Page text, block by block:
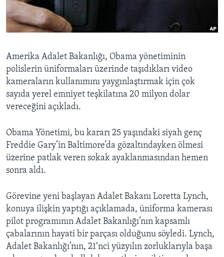
HAYATTAN
SANAT
BIZI TAKIP EDIN
Diller
Amerika Adalet Bakanlığı, Obama yönetiminin
polislerin üniformaları üzerinde taşıdıkları video
kameraların kullanımını yaygınlaştırmak için çok
sayıda yerel emniyet teşkilatına 20 milyon dolar
vereceğini açıkladı.
Obama Yönetimi, bu kararı 25 yaşındaki siyah genç
Freddie Gary’in Baltimore’da gözaltındayken ölmesi
üzerine patlak veren sokak ayaklanmasından hemen
sonra aldı.
Görevine yeni başlayan Adalet Bakanı Loretta Lynch,
konuya ilişkin yaptığı açıklamada, üniforma kamerası
pilot programının Adalet Bakanlığı’nın kapsamlı
çabalarının hayati bir parçası olduğunu söyledi. Lynch,
Adalet Bakanlığı’nın, 21‘nci yüzyılın zorluklarıyla başa